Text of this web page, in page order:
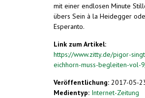
mit einer endlosen Minute
übers Sein à la Heidegger
Esperanto.
Link zum Artikel:
https://www.zitty.de/pigor-
eichhorn-muss-begleiten-vol-
Veröffentlichung: 2017-05-
Medientyp: Internet-Zeitung